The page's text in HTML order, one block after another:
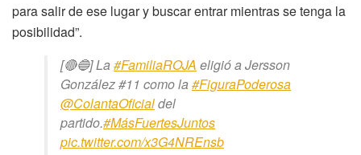
para salir de ese lugar y buscar entrar mientras se tenga la
posibilidad”.
[🔴🔵] La#FamiliaROJA eligió a Jersson
González #11 como la#FiguraPoderosa
@ColantaOficialdel
partido.#MásFuertesJuntos
pic.twitter.com/x3G4NREnsb